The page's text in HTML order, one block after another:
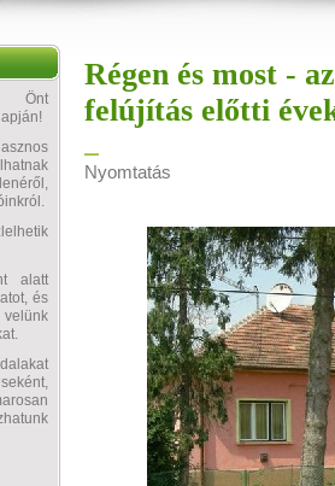
Önt
alatt
és
Régen és most -
felújítás előtti
Nyomtatás